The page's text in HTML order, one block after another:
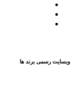
وبسایت رسمی برند ها